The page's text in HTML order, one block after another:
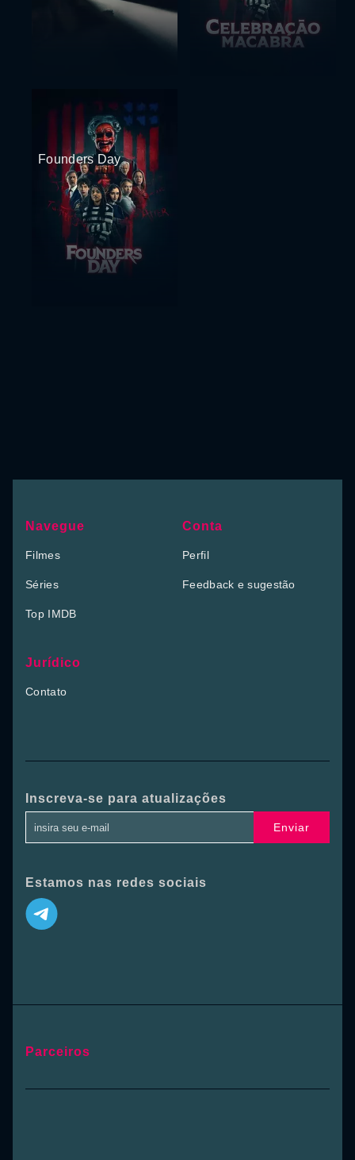
Founders Day
Navegue
Filmes
Séries
Top IMDB
Conta
Perfil
Feedback e sugestão
Jurídico
Contato
Inscreva-se para atualizações
Enviar
Estamos nas redes sociais
Parceiros